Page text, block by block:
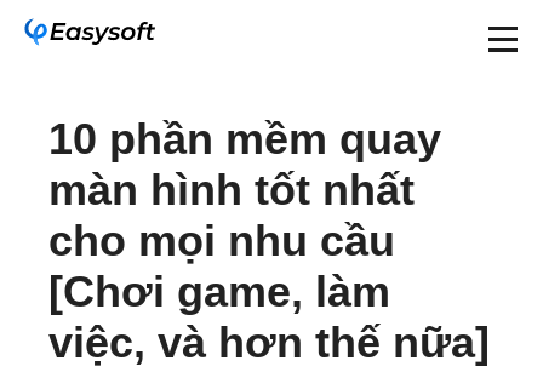
10 phần mềm quay
màn hình tốt nhất
cho mọi nhu cầu
[Chơi game, làm
việc, và hơn thế nữa]